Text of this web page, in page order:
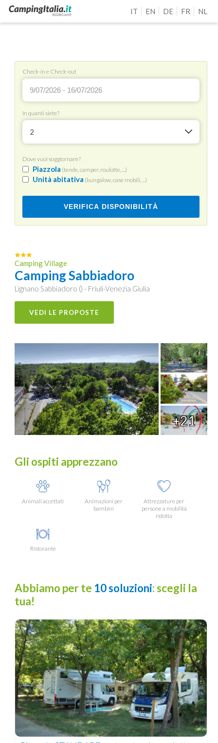
IT EN DE FR NL
Check-in e Check-out
In quanti siete?
2
Dove vuoi soggiornare?
Piazzola (tende, camper, roulotte, ...)
Unità abitativa (bungalow, case mobili, ...)
VERIFICA DISPONIBILITÀ
Camping Village
Camping Sabbiadoro
Lignano Sabbiadoro () - Friuli-Venezia Giulia
VEDI LE PROPOSTE
+21
Gli ospiti apprezzano
Animali accettati
Animazioni per
bambini
Attrezzature per
persone a mobilità
ridotta
Ristorante
Abbiamo per te 10 soluzioni: scegli la
tua!